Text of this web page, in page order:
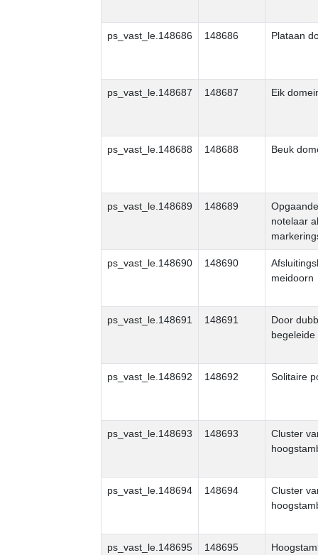
ps_vast_le.148686 148686 Plataan
ps_vast_le.148687 148687 Eik
ps_vast_le.148688 148688 Beuk
ps_vast_le.148689 148689
notelaar
ps_vast_le.148690 148690
meidoorn
ps_vast_le.148691 148691
Door
begeleide
ps_vast_le.148692 148692 Solitaire
ps_vast_le.148693 148693
Cluster
ps_vast_le.148694 148694
Cluster
ps_vast_le.148695 148695